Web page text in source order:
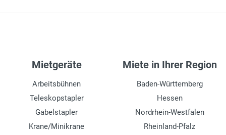
Mietgeräte
Arbeitsbühnen
Teleskopstapler
Gabelstapler
Krane/Minikrane
Miete in Ihrer Region
Baden-Württemberg
Hessen
Nordrhein-Westfalen
Rheinland-Pfalz